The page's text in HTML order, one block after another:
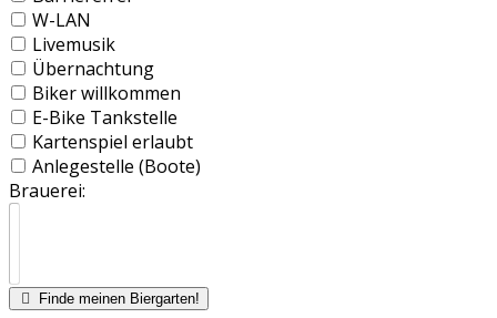
W-LAN
Livemusik
Übernachtung
Biker willkommen
E-Bike Tankstelle
Kartenspiel erlaubt
Anlegestelle (Boote)
Brauerei:
Finde meinen Biergarten!